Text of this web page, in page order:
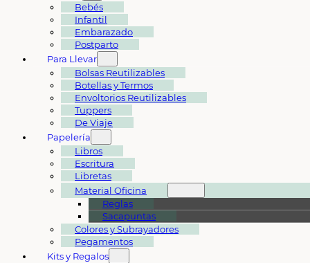
Bebés
Infantil
Embarazado
Postparto
Para Llevar
Bolsas Reutilizables
Botellas y Termos
Envoltorios Reutilizables
Tuppers
De Viaje
Papelería
Libros
Escritura
Libretas
Material Oficina
Reglas
Sacapuntas
Colores y Subrayadores
Pegamentos
Kits y Regalos